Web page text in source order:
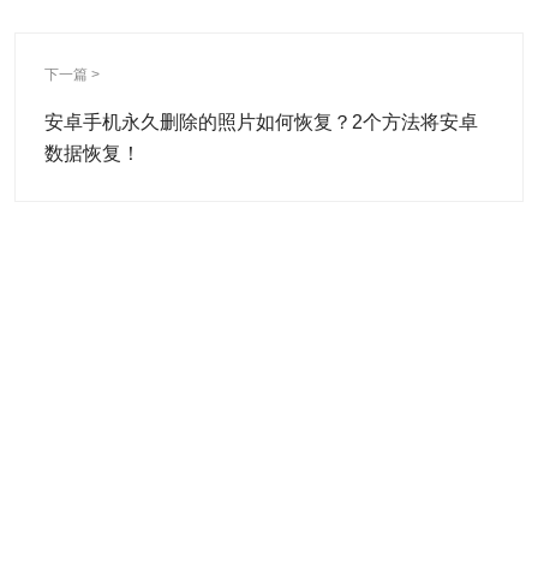
下一篇 >
安卓手机永久删除的照片如何恢复？2个方法将安卓
数据恢复！